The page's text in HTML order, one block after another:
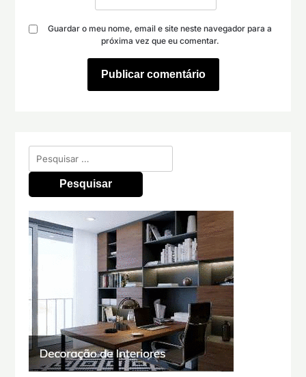
Guardar o meu nome, email e site neste navegador para a
próxima vez que eu comentar.
Pesquisar
por: